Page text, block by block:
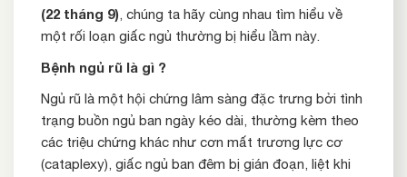
(22 tháng 9), chúng ta hãy cùng nhau tìm hiểu về
một rối loạn giấc ngủ thường bị hiểu lầm này.
Bệnh ngủ rũ là gì ?
Ngủ rũ là một hội chứng lâm sàng đặc trưng bởi tình
trạng buồn ngủ ban ngày kéo dài, thường kèm theo
các triệu chứng khác như cơn mất trương lực cơ
(cataplexy), giấc ngủ ban đêm bị gián đoạn, liệt khi